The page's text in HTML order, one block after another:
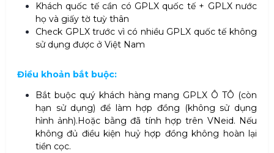
Khách quốc tế cần có GPLX quốc tế + GPLX nước
họ và giấy tờ tuỳ thân
Check GPLX trước vì có nhiều GPLX quốc tế không
sử dụng được ở Việt Nam
Điều khoản bắt buộc:
Bắt buộc quý khách hàng mang GPLX Ô TÔ (còn
hạn sử dụng) để làm hợp đồng (không sử dụng
hình ảnh).Hoặc bằng đã tính hợp trên VNeid. Nếu
không đủ điều kiện huỷ hợp đồng không hoàn lại
tiền cọc.